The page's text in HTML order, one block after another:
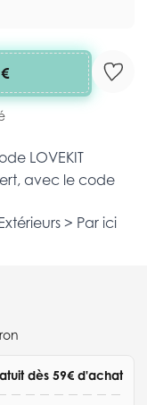
LOVEKIT
avec le code
> Par ici
dès 59€ d'achat